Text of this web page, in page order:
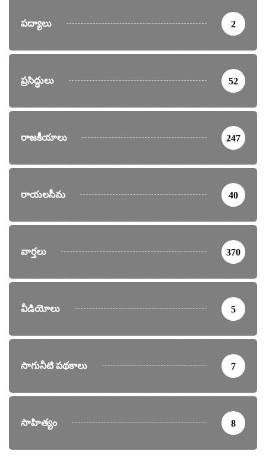
పద్యాలు 2
ప్రసిద్ధులు 52
రాజకీయాలు 247
రాయలసీమ 40
వార్తలు 370
వీడియోలు 5
సాగునీటి పథకాలు 7
సాహిత్యం 8